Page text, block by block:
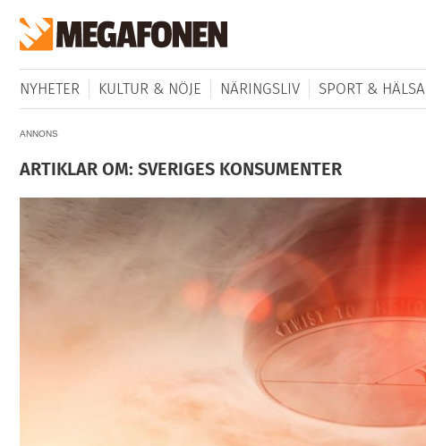
NYHETER KULTUR & NÖJE NÄRINGSLIV SPORT & HÄLSA
ANNONS
ARTIKLAR OM: SVERIGES KONSUMENTER